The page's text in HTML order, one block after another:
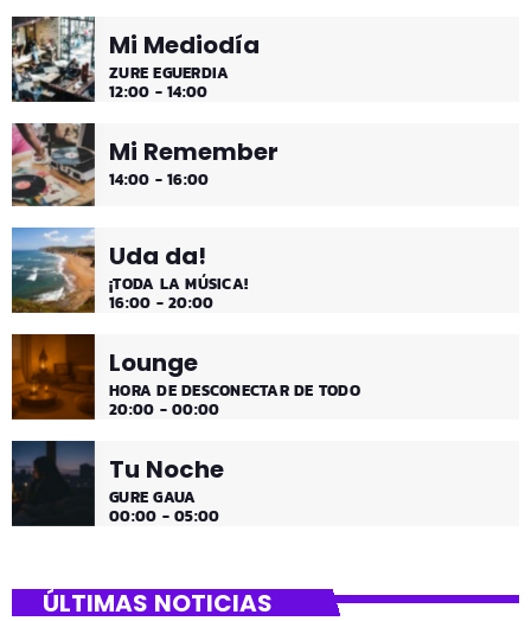
Mi Mediodía
ZURE EGUERDIA
12:00 - 14:00
Mi Remember
14:00 - 16:00
Uda da!
¡TODA LA MÚSICA!
16:00 - 20:00
Lounge
HORA DE DESCONECTAR DE TODO
20:00 - 00:00
Tu Noche
GURE GAUA
00:00 - 05:00
ÚLTIMAS NOTICIAS